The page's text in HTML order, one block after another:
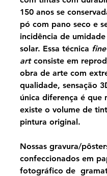
150 anos se
pó com pano seco e
incidência de
solar. Essa técnica fine
artconsiste em
obra de arte com
qualidade, sensação
única diferença é que
existe o volume de
pintura original.
Nossas gravura/
confeccionados em
fotográfico de